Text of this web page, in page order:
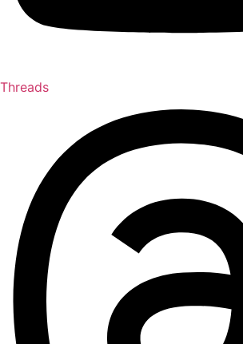
Threads